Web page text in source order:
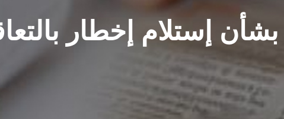
إستلام إخطار